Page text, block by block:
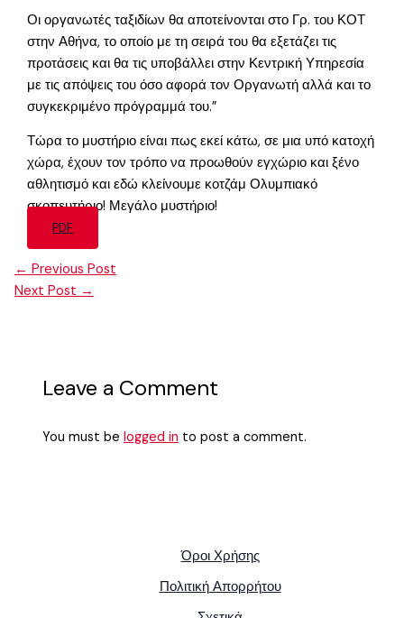
Οι οργανωτές ταξιδίων θα αποτείνονται στο Γρ. του ΚΟΤ
στην Αθήνα, το οποίο με τη σειρά του θα εξετάζει τις
προτάσεις και θα τις υποβάλλει στην Κεντρική Υπηρεσία
με τις απόψεις του όσο αφορά τον Οργανωτή αλλά και το
συγκεκριμένο πρόγραμμά του.”
Τώρα το μυστήριο είναι πως εκεί κάτω, σε μια υπό κατοχή
χώρα, έχουν τον τρόπο να προωθούν εγχώριο και ξένο
αθλητισμό και εδώ κλείνουμε κοτζάμ Ολυμπιακό
σκοπευτήριο! Μεγάλο μυστήριο!
PDF
← Previous Post
Next Post →
Leave a Comment
You must belogged in to post a comment.
Όροι Χρήσης
Πολιτική Απορρήτου